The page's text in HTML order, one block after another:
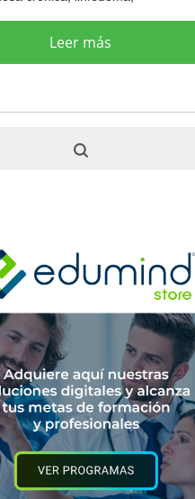
Leer más